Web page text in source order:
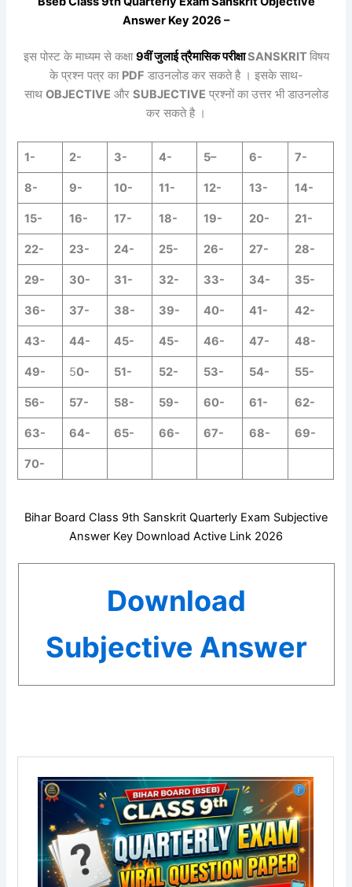
Answer Key 2026 –
इस पोस्ट के माध्यम से कक्षा9वींजुलाईत्रैमासिकपरीक्षाSANSKRITविषय
के प्रश्न पत्र का PDF डाउनलोड कर सकते है । इसके साथ-
साथ OBJECTIVE और SUBJECTIVE प्रश्नों का उत्तर भी डाउनलोड
कर सकते है ।
1- 2- 3- 4- 5– 6- 7-
8- 9- 10- 11- 12- 13- 14-
15- 16- 17- 18- 19- 20- 21-
22- 23- 24- 25- 26- 27- 28-
29- 30- 31- 32- 33- 34- 35-
36- 37- 38- 39- 40- 41- 42-
43- 44- 45- 45- 46- 47- 48-
49- 50- 51- 52- 53- 54- 55-
56- 57- 58- 59- 60- 61- 62-
63- 64- 65- 66- 67- 68- 69-
70-
Bihar Board Class 9th Sanskrit Quarterly Exam Subjective
Answer Key Download Active Link 2026
Download
Subjective Answer